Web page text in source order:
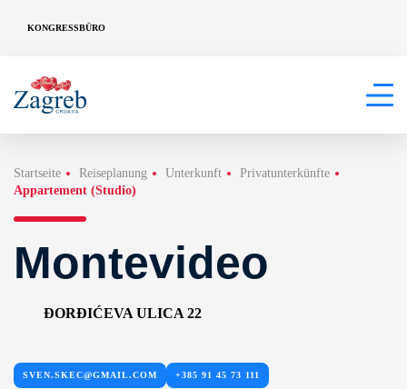
KONGRESSBÜRO
Startseite Reiseplanung Unterkunft
Privatunterkünfte
Appartement (Studio)
Montevideo
ĐORĐIĆEVA ULICA 22
SVEN.SKEC@GMAIL.COM +385 91 45 73 111